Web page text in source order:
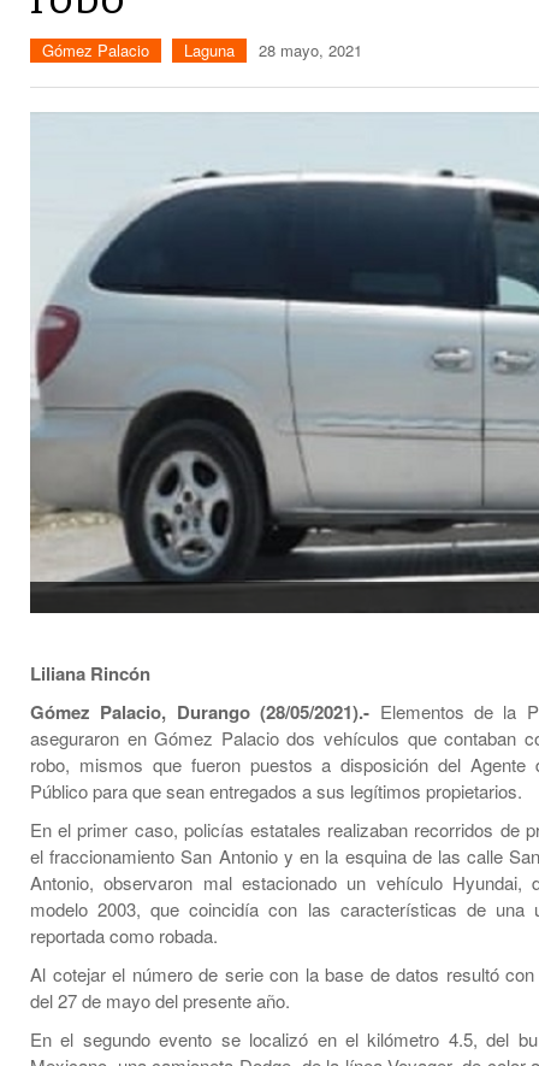
Gómez Palacio Laguna 28 mayo, 2021
Liliana Rincón
Gómez Palacio, Durango (28/05/2021).- Elementos de la
aseguraron en Gómez Palacio dos vehículos que contaban
robo, mismos que fueron puestos a disposición del Agente
Público para que sean entregados a sus legítimos propietarios.
En el primer caso, policías estatales realizaban recorridos de
el fraccionamiento San Antonio y en la esquina de las calle
Antonio, observaron mal estacionado un vehículo Hyundai,
modelo 2003, que coincidía con las características de una
reportada como robada.
Al cotejar el número de serie con la base de datos resultó con
del 27 de mayo del presente año.
En el segundo evento se localizó en el kilómetro 4.5, del